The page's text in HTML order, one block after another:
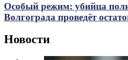
Особый режим: убийца
Волгограда проведёт
Новости